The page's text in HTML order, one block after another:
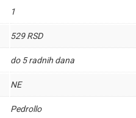
1
529 RSD
do 5 radnih dana
NE
Pedrollo